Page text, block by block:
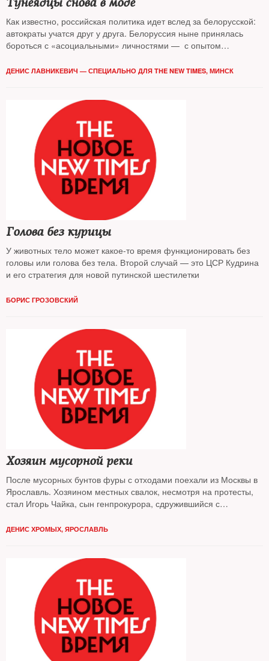
Как известно, российская политика идет вслед за белорусской:
автократы учатся друг у друга. Белоруссия ныне принялась
бороться с «асоциальными» личностями — с опытом
ДЕНИС ЛАВНИКЕВИЧ — СПЕЦИАЛЬНО ДЛЯ THE NEW TIMES, МИНСК
Голова без курицы
У животных тело может какое-то время функционировать без
головы или голова без тела. Второй случай — это ЦСР Кудрина
и его стратегия для новой путинской шестилетки
БОРИС ГРОЗОВСКИЙ
Хозяин мусорной реки
После мусорных бунтов фуры с отходами поехали из Москвы в
Ярославль. Хозяином местных свалок, несмотря на протесты,
стал Игорь Чайка, сын генпрокурора, сдружившийся с
ДЕНИС ХРОМЫХ, ЯРОСЛАВЛЬ